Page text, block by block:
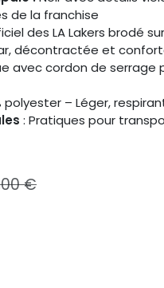
de la franchise
des LA Lakers brodé
décontractée et
avec cordon de serrage
polyester – Léger,
: Pratiques pour
€